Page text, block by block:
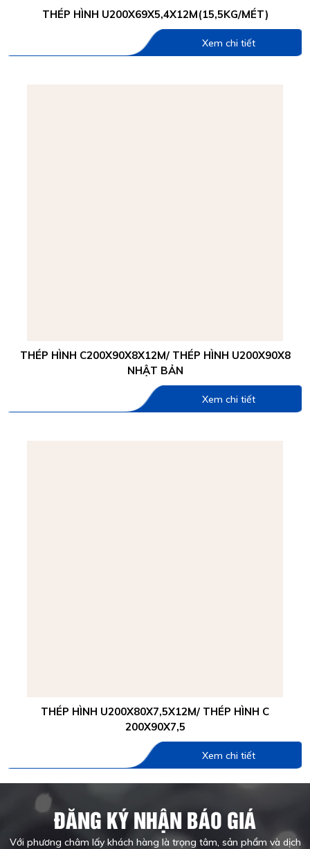
THÉP HÌNH U200X69X5,4X12M(15,5KG/MÉT)
Xem chi tiết
THÉP HÌNH C200X90X8X12M/ THÉP HÌNH U200X90X8
NHẬT BẢN
Xem chi tiết
THÉP HÌNH U200X80X7,5X12M/ THÉP HÌNH C
200X90X7,5
Xem chi tiết
ĐĂNG KÝ NHẬN BÁO GIÁ
Với phương châm lấy khách hàng là trọng tâm, sản phẩm và dịch